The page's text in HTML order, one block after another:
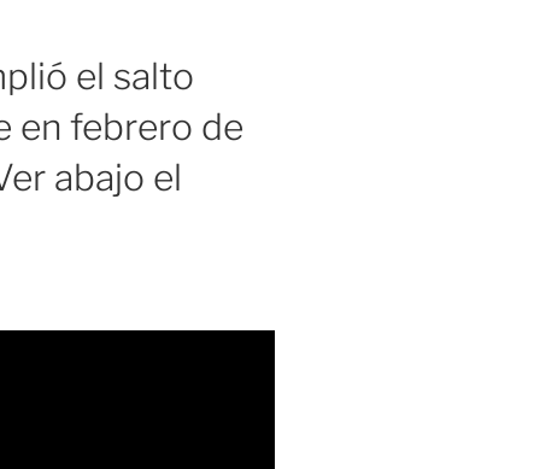
el salto
en febrero de
abajo el